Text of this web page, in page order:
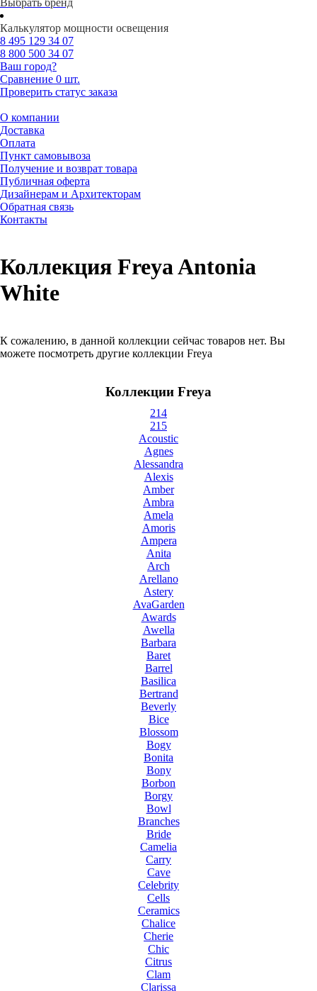
Выбрать бренд
Калькулятор мощности освещения
8 495 129 34 07
8 800 500 34 07
Ваш город?
Сравнение 0 шт.
Проверить статус заказа
О компании
Доставка
Оплата
Пункт самовывоза
Получение и возврат товара
Публичная оферта
Дизайнерам и Архитекторам
Обратная связь
Контакты
Коллекция Freya Antonia
White
К сожалению, в данной коллекции сейчас товаров нет. Вы
можете посмотреть другие коллекции Freya
Коллекции Freya
214
215
Acoustic
Agnes
Alessandra
Alexis
Amber
Ambra
Amela
Amoris
Ampera
Anita
Arch
Arellano
Astery
AvaGarden
Awards
Awella
Barbara
Baret
Barrel
Basilica
Bertrand
Beverly
Bice
Blossom
Bogy
Bonita
Bony
Borbon
Borgy
Bowl
Branches
Bride
Camelia
Carry
Cave
Celebrity
Cells
Ceramics
Chalice
Cherie
Chic
Citrus
Clam
Clarissa